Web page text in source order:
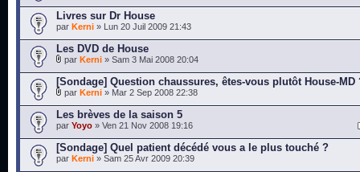
Livres sur Dr House
par Kerni » Lun 20 Juil 2009 21:43
Les DVD de House
par Kerni » Sam 3 Mai 2008 20:04
[Sondage] Question chaussures, êtes-vous plutôt House-MD
par Kerni » Mar 2 Sep 2008 22:38
Les brèves de la saison 5
par Yoyo » Ven 21 Nov 2008 19:16
[Sondage] Quel patient décédé vous a le plus touché ?
par Kerni » Sam 25 Avr 2009 20:39